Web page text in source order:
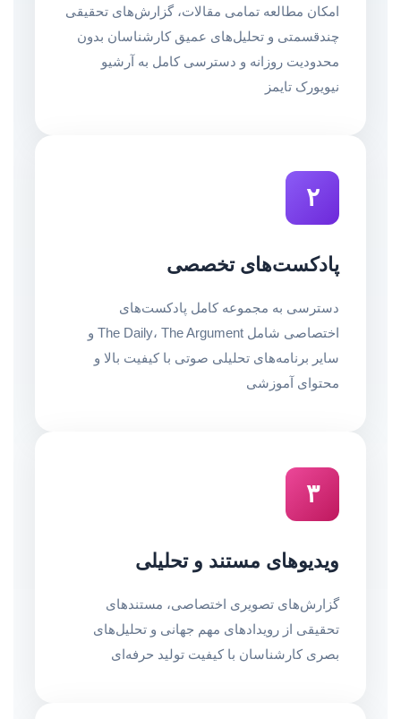
امکان مطالعه تمامی مقالات، گزارش‌های تحقیقی
چندقسمتی و تحلیل‌های عمیق کارشناسان بدون
محدودیت روزانه و دسترسی کامل به آرشیو
نیویورک تایمز
۲
پادکست‌های تخصصی
دسترسی به مجموعه کامل پادکست‌های
اختصاصی شامل The Daily، The Argument و
سایر برنامه‌های تحلیلی صوتی با کیفیت بالا و
محتوای آموزشی
۳
ویدیوهای مستند و تحلیلی
گزارش‌های تصویری اختصاصی، مستندهای
تحقیقی از رویدادهای مهم جهانی و تحلیل‌های
بصری کارشناسان با کیفیت تولید حرفه‌ای